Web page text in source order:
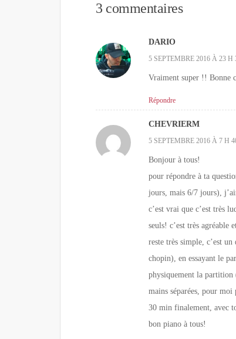
3 commentaires
DARIO
5 SEPTEMBRE 2016 À 23 H
Vraiment super !! Bonne
Répondre
CHEVRIERM
5 SEPTEMBRE 2016 À 7 H
Bonjour à tous!
pour répondre à ta
jours, mais 6/7 jours),
c’est vrai que c’est très
seuls! c’est très agréable
reste très simple, c’est
chopin), en essayant le
physiquement la
mains séparées, pour
30 min finalement, avec
bon piano à tous!